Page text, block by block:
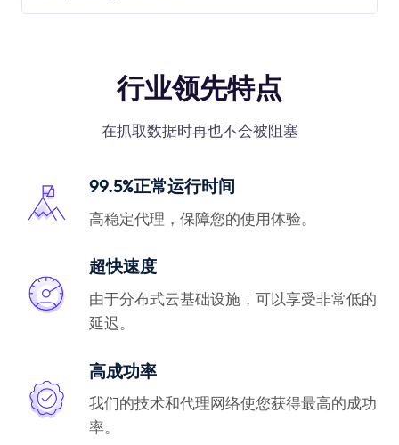
行业领先特点
在抓取数据时再也不会被阻塞
99.5%正常运行时间
高稳定代理，保障您的使用体验。
超快速度
由于分布式云基础设施，可以享受非常低的
延迟。
高成功率
我们的技术和代理网络使您获得最高的成功
率。